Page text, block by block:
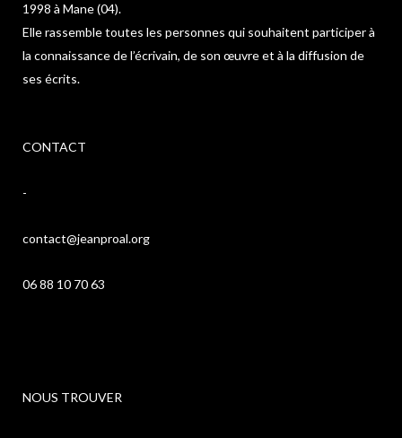
1998 à Mane (04).
Elle rassemble toutes les personnes qui souhaitent participer à
la connaissance de l’écrivain, de son œuvre et à la diffusion de
ses écrits.
CONTACT
-
contact@jeanproal.org
06 88 10 70 63
NOUS TROUVER